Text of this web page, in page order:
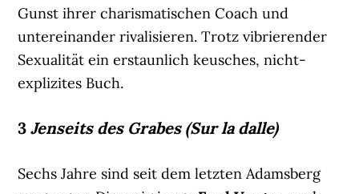
Gunst ihrer charismatischen Coach und
untereinander rivalisieren. Trotz vibrierender
Sexualität ein erstaunlich keusches, nicht-
explizites Buch.
3Jenseits des Grabes (Sur la dalle)
Sechs Jahre sind seit dem letzten Adamsberg